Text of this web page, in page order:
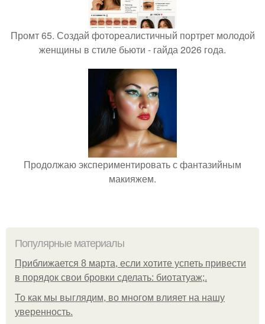
Промт 65. Создай фотореалистичный портрет молодой
женщины в стиле бьюти - гайда 2026 года.
Продолжаю экспериментировать с фантазийным
макияжем.
Популярные материалы
Приближается 8 марта, если хотите успеть привести
в порядок свои бровки сделать: биотатуаж;.
То как мы выглядим, во многом влияет на нашу
уверенность.